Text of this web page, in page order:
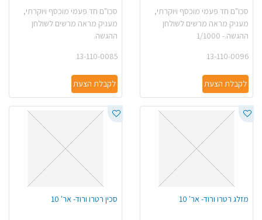
סכו"ם חד פעמי מוכסף ויוקרתי,
מעניק מראה מרשים לשולחן
ההגשה.- 1/1000
13-110-0096
לקבלת הצעת
סכו"ם חד פעמי מוכסף ויוקרתי,
מעניק מראה מרשים לשולחן
ההגשה.
13-110-0085
לקבלת הצעת
מזלג רטרו ורוד- אר' 10 סכין רטרו ורוד- אר' 10